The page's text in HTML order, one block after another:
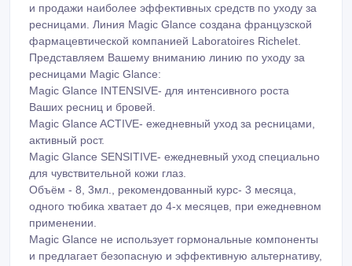
Представляем Вашему вниманию линию по уходу за
ресницами Magic Glance:
Magic Glance INTENSIVE- для интенсивного роста
Ваших ресниц и бровей.
Magic Glance ACTIVE- ежедневный уход за ресницами,
активный рост.
Magic Glance SENSITIVE- ежедневный уход специально
для чувствительной кожи глаз.
Объём - 8, 3мл., рекомендованный курс- 3 месяца,
одного тюбика хватает до 4-х месяцев, при ежедневном
применении.
Magic Glance не использует гормональные компоненты
и предлагает безопасную и эффективную альтернативу,
основанную на запатентованном биотехнологическом
комплексе «Mineraux de la mer», не имеющую аналогов
по эффективности и ограничений по применению.